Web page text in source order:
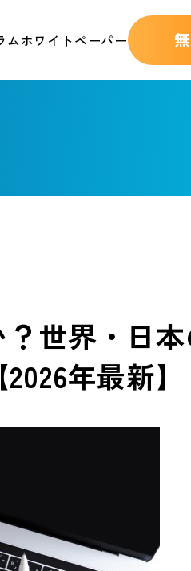
ムホワイトペーパー
世界・日
年最新】